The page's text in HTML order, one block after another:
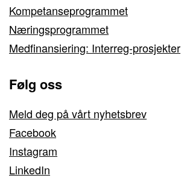
Kompetanseprogrammet
Næringsprogrammet
Medfinansiering: Interreg-prosjekter
Følg oss
Meld deg på vårt nyhetsbrev
Facebook
Instagram
LinkedIn